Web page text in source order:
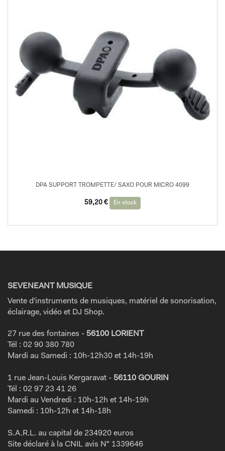
DPA SUPPORT TROMPETTE/ SAXO POUR MICRO 4099
59,20 € En stock
SEVENEANT MUSIQUE
Vente d'instruments de musiques, matériel de sonorisation,
éclairage, vidéo et DJ Shop.
27 rue des fontaines - 56100 LORIENT
Tél : 02 90 380 780
Mardi au Samedi : 10h-12h30 et 14h-19h
1 rue Jean-Louis Kergaravat - 56110 GOURIN
Tél : 02 97 23 41 26
Mardi au Vendredi : 10h-12h et 14h-19h
Samedi : 10h-12h et 14h-18h
S.A.R.L. au capital de 234920 euros
Site déclaré à la CNIL avis N° 1339646